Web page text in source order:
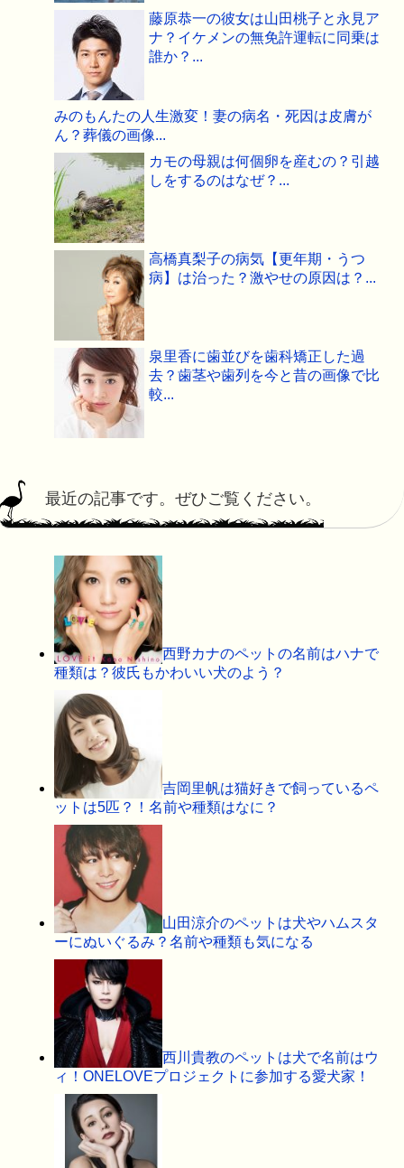
藤原恭一の彼女は山田桃子と永見ア
ナ？イケメンの無免許運転に同乗は
誰か？...
みのもんたの人生激変！妻の病名・死因は皮膚が
ん？葬儀の画像...
カモの母親は何個卵を産むの？引越
しをするのはなぜ？...
高橋真梨子の病気【更年期・うつ
病】は治った？激やせの原因は？...
泉里香に歯並びを歯科矯正した過
去？歯茎や歯列を今と昔の画像で比
較...
最近の記事です。ぜひご覧ください。
西野カナのペットの名前はハナで
種類は？彼氏もかわいい犬のよう？
吉岡里帆は猫好きで飼っているペ
ットは5匹？！名前や種類はなに？
山田涼介のペットは犬やハムスタ
ーにぬいぐるみ？名前や種類も気になる
西川貴教のペットは犬で名前はウ
ィ！ONELOVEプロジェクトに参加する愛犬家！